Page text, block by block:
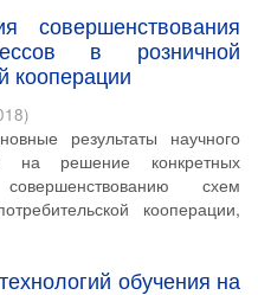
совершенствования
в розничной
кооперации
)
результаты научного
на решение конкретных
схем
кооперации,
обучения на